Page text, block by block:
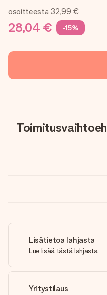
osoitteesta 32,99 €
28,04 € -15%
Lisätietoa lahjasta
Lue lisää tästä lahjasta
Yritystilaus